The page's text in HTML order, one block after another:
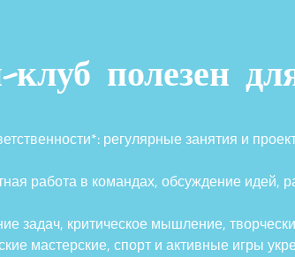
полезен
регулярные занятия и
работа в командах, обсуждение идей,
задач, критическое мышление,
мастерские, спорт и активные игры